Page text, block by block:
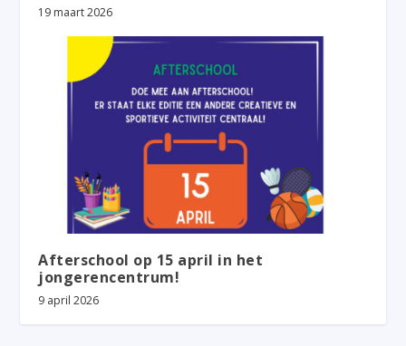
19 maart 2026
Afterschool op 15 april in het
jongerencentrum!
9 april 2026